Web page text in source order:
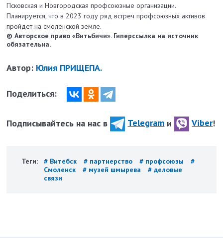
Псковская и Новгородская профсоюзные организации.
Планируется, что в 2023 году ряд встреч профсоюзных активов
пройдет на смоленской земле.
© Авторское право «Витьбичи». Гиперссылка на источник
обязательна.
Автор: Юлия ПРИЩЕПА.
Поделиться:
Подписывайтесь на нас в Telegram и Viber!
Теги: # Витебск # партнерство # профсоюзы
#
Смоленск
# музей шмырева
# деловые
связи